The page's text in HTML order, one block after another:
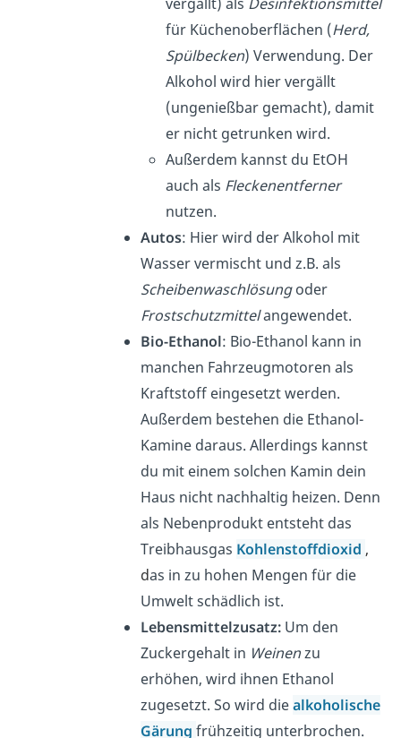
für Küchenoberflächen (Herd,
Spülbecken) Verwendung. Der
Alkohol wird hier vergällt
(ungenießbar gemacht), damit
er nicht getrunken wird.
Außerdem kannst du EtOH
auch als Fleckenentferner
nutzen.
Autos: Hier wird der Alkohol mit
Wasser vermischt und z.B. als
Scheibenwaschlösungoder
Frostschutzmittelangewendet.
Bio-Ethanol: Bio-Ethanol kann in
manchen Fahrzeugmotoren als
Kraftstoff eingesetzt werden.
Außerdem bestehen die Ethanol-
Kamine daraus. Allerdings kannst
du mit einem solchen Kamin dein
Haus nicht nachhaltig heizen. Denn
als Nebenprodukt entsteht das
Treibhausgas Kohlenstoffdioxid ,
das in zu hohen Mengen für die
Umwelt schädlich ist.
Lebensmittelzusatz: Um den
Zuckergehalt in Weinenzu
erhöhen, wird ihnen Ethanol
zugesetzt. So wird diealkoholische
Gärung frühzeitig unterbrochen.